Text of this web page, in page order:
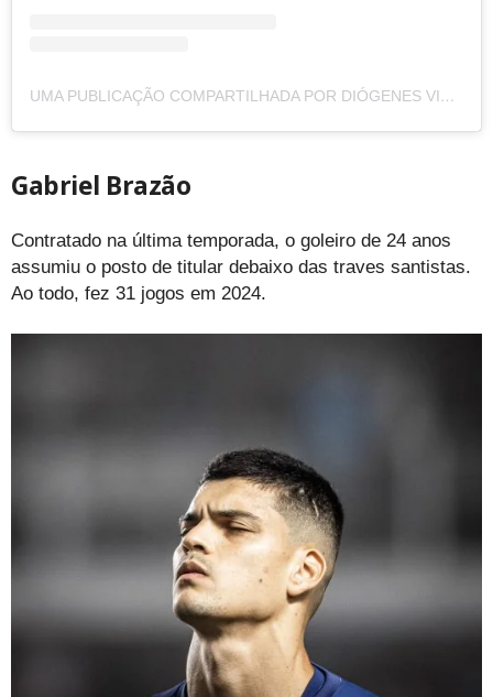
UMA PUBLICAÇÃO COMPARTILHADA POR DIÓGENES VINICIUS (@DIVINICIUS_01)
Gabriel Brazão
Contratado na última temporada, o goleiro de 24 anos
assumiu o posto de titular debaixo das traves santistas.
Ao todo, fez 31 jogos em 2024.